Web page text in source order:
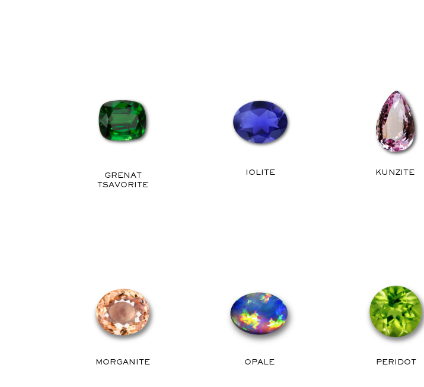
GRENAT
TSAVORITE
IOLITE KUNZITE
MORGANITE OPALE PERIDOT